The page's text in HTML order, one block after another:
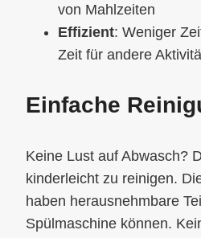
von Mahlzeiten
Effizient: Weniger
Zeit für andere
Einfache
Keine Lust auf Abwasch?
kinderleicht zu reinigen.
haben herausnehmbare
Spülmaschine können.